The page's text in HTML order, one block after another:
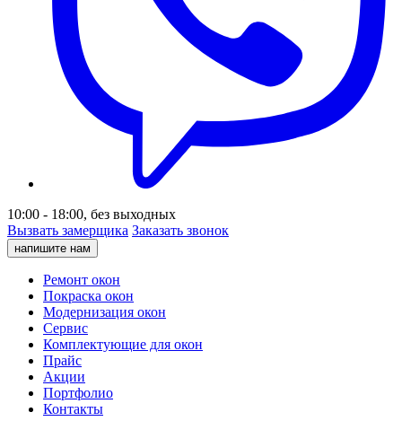
10:00 - 18:00, без выходных
Вызвать замерщика Заказать звонок
напишите нам
Ремонт окон
Покраска окон
Модернизация окон
Сервис
Комплектующие для окон
Прайс
Акции
Портфолио
Контакты